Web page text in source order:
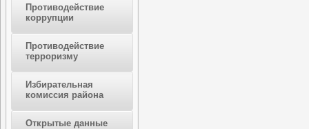
Противодействие
коррупции
Противодействие
терроризму
Избирательная
комиссия района
Открытые данные